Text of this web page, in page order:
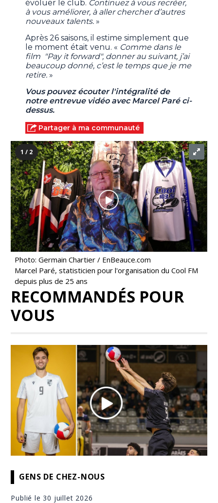
évoluer le club. Continuez à vous recréer,
à vous améliorer, à aller chercher d’autres
nouveaux talents. »
Après 26 saisons, il estime simplement que
le moment était venu. « Comme dans le
film "Pay it forward", donner au suivant, j’ai
beaucoup donné, c’est le temps que je me
retire. »
Vous pouvez écouter l'intégralité de
notre entrevue vidéo avec Marcel Paré ci-
dessus.
Partager à ma communauté
1 / 2
Photo: Germain Chartier / EnBeauce.com
Marcel Paré, statisticien pour l'organisation du Cool FM
depuis plus de 25 ans
RECOMMANDÉS POUR
VOUS
GENS DE CHEZ-NOUS
Publié le 30 juillet 2026